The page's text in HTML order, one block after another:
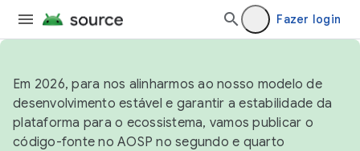
Fazer login
Em 2026, para nos alinharmos ao nosso modelo de
desenvolvimento estável e garantir a estabilidade da
plataforma para o ecossistema, vamos publicar o
código-fonte no AOSP no segundo e quarto